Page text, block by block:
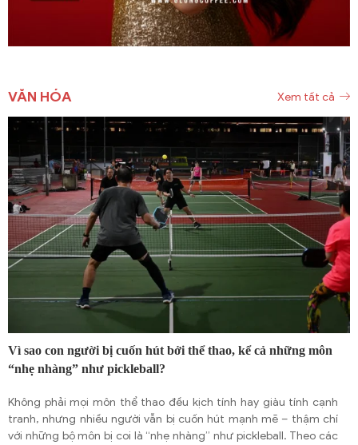
VĂN HÓA Xem tất cả
Vì sao con người bị cuốn hút bởi thể thao, kể cả những môn
“nhẹ nhàng” như pickleball?
Không phải mọi môn thể thao đều kịch tính hay giàu tính cạnh
tranh, nhưng nhiều người vẫn bị cuốn hút mạnh mẽ – thậm chí
với những bộ môn bị coi là “nhẹ nhàng” như pickleball. Theo các